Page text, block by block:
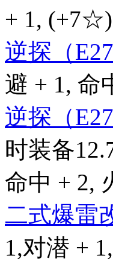
+ 1,
逆探（
避 + 1, 命
逆探（
时装备
命中 + 2,
二式爆雷
1,对潜 +